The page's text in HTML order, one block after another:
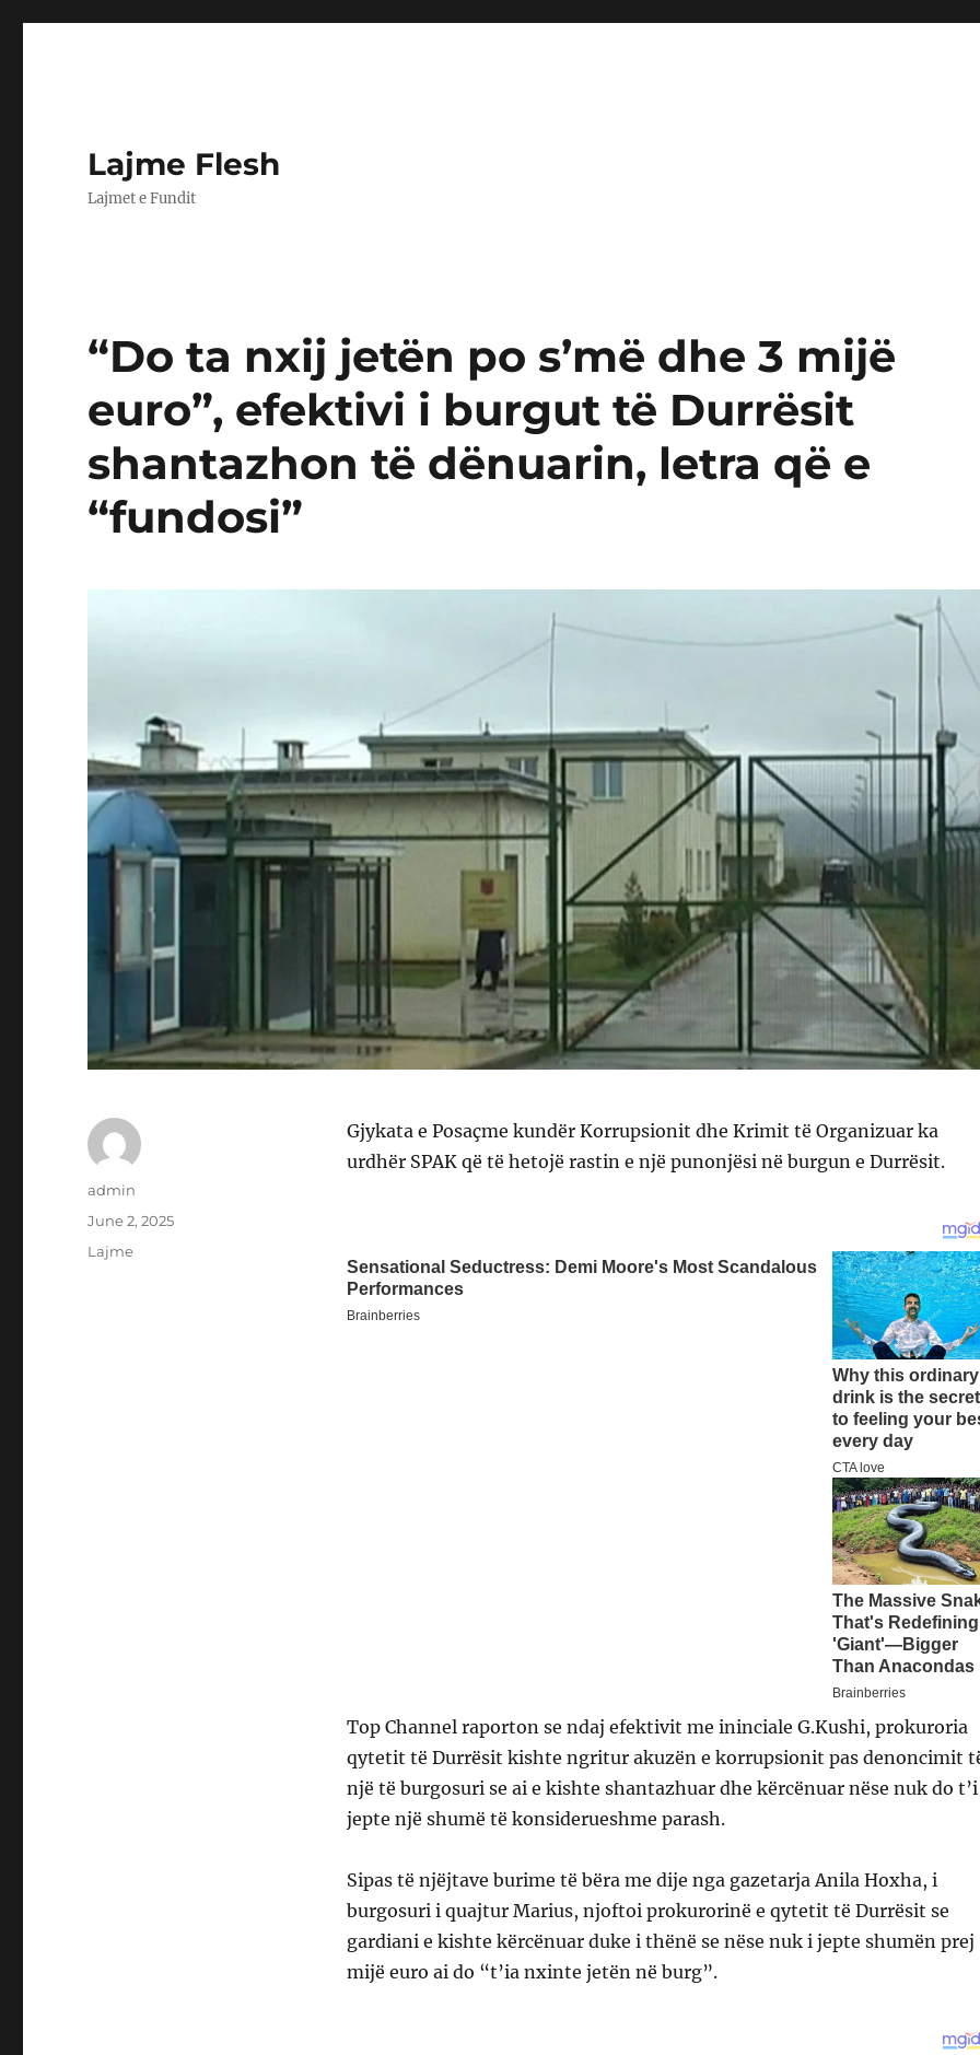
Lajme Flesh
Lajmet e Fundit
“Do ta nxij jetën po s’më dhe 3 mijë
euro”, efektivi i burgut të Durrësit
shantazhon të dënuarin, letra që e
“fundosi”
Gjykata e Posaçme kundër Korrupsionit dhe Krimit të Organizuar ka
urdhër SPAK që të hetojë rastin e një punonjësi në burgun e Durrësit.
Top Channel raporton se ndaj efektivit me ininciale G.Kushi, prokuroria
qytetit të Durrësit kishte ngritur akuzën e korrupsionit pas denoncimit
një të burgosuri se ai e kishte shantazhuar dhe kërcënuar nëse nuk do t’i
jepte një shumë të konsiderueshme parash.
Sipas të njëjtave burime të bëra me dije nga gazetarja Anila Hoxha, i
burgosuri i quajtur Marius, njoftoi prokurorinë e qytetit të Durrësit se
gardiani e kishte kërcënuar duke i thënë se nëse nuk i jepte shumën prej
mijë euro ai do “t’ia nxinte jetën në burg”.
Author
admin
Posted
June 2, 2025
Categories
Lajme